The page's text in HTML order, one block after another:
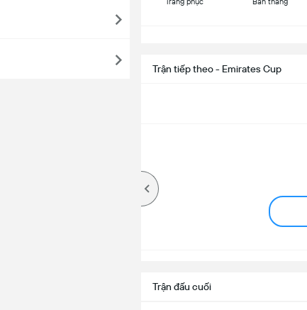
Trận tiếp theo - Emirates Cup
Trận đấu cuối